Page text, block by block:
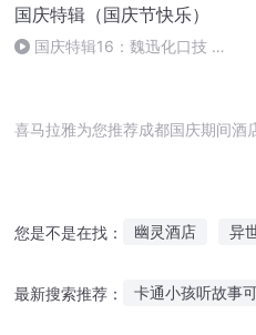
国庆特辑（国庆节快乐）
国庆特辑16：魏迅化口技 二
喜马拉雅为您推荐成都国庆期间酒
您是不是在找： 幽灵酒店 异
最新搜索推荐： 卡通小孩听故事